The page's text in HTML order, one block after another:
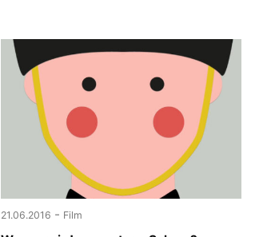
21.06.2016 - Film